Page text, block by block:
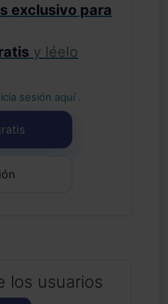
exclusivo para
y léelo
sesión aquí .
los usuarios